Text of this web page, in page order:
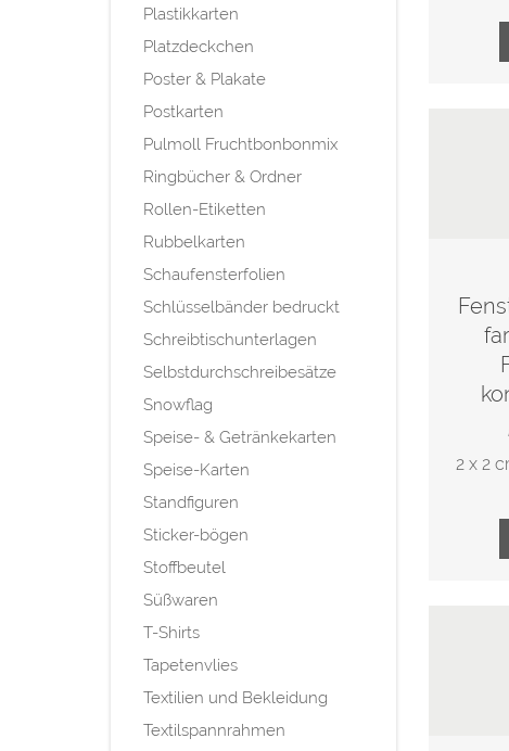
Plastikkarten
Platzdeckchen
Poster & Plakate
Postkarten
Pulmoll Fruchtbonbonmix
Ringbücher & Ordner
Rollen-Etiketten
Rubbelkarten
Schaufensterfolien
Schlüsselbänder bedruckt
Schreibtischunterlagen
Selbstdurchschreibesätze
Snowflag
Speise- & Getränkekarten
Speise-Karten
Standfiguren
Sticker-bögen
Stoffbeutel
Süßwaren
T-Shirts
Tapetenvlies
Textilien und Bekleidung
Textilspannrahmen
2 x 2